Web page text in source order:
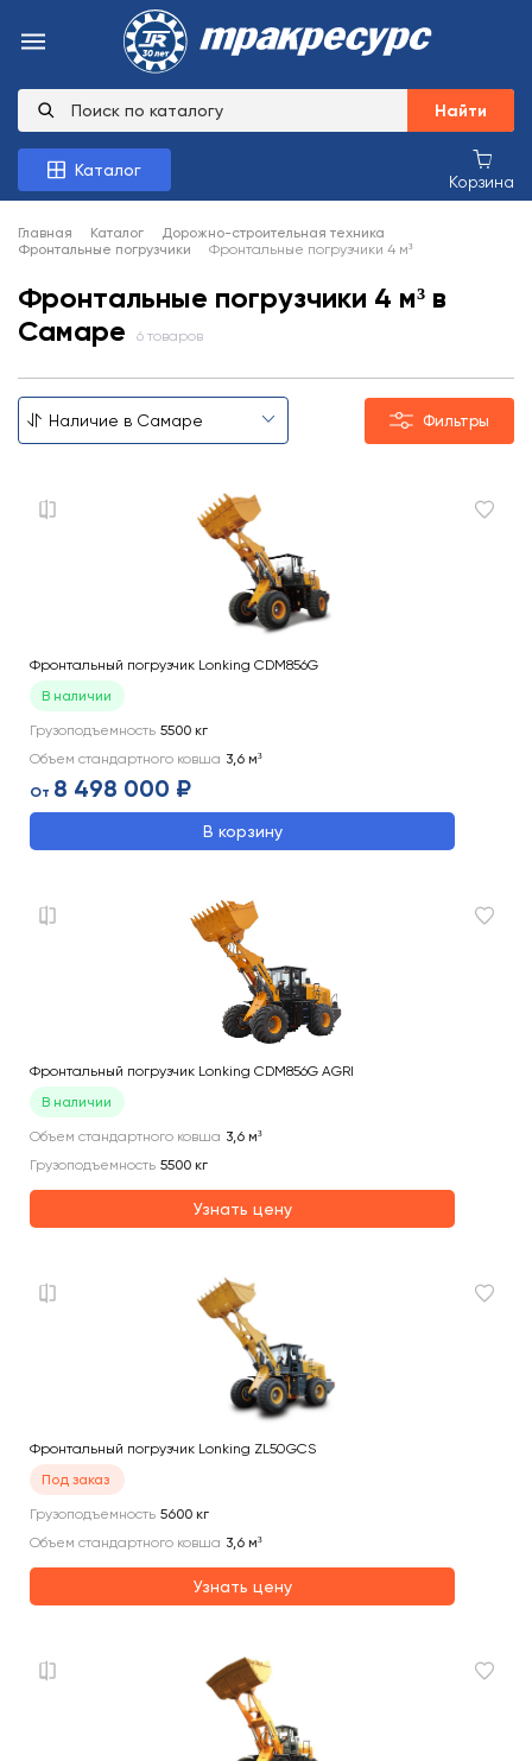
Найти
Каталог
Корзина
Главная Каталог
Дорожно-строительная техника
Фронтальные погрузчики
Фронтальные погрузчики 4 м³
Фронтальные погрузчики 4 м³ в
Самаре
6 товаров
Фильтры
Фронтальный погрузчик Lonking CDM856G
В наличии
Грузоподъемность 5500 кг
Объем стандартного ковша 3,6 м³
От 8 498 000 ₽
В корзину
Фронтальный погрузчик Lonking CDM856G AGRI
В наличии
Объем стандартного ковша 3,6 м³
Грузоподъемность 5500 кг
Узнать цену
Фронтальный погрузчик Lonking ZL50GCS
Под заказ
Грузоподъемность 5600 кг
Объем стандартного ковша 3,6 м³
Узнать цену